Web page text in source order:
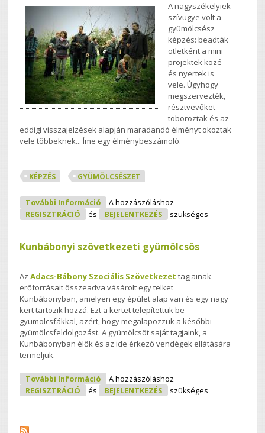
A nagyszékelyiek
szívügye volt a
gyümölcsész
képzés: beadták
ötletként a mini
projektek közé
és nyertek is
vele. Úgyhogy
megszervezték,
résztvevőket
toboroztak és az
eddigi visszajelzések alapján maradandó élményt okoztak
vele többeknek... Íme egy élménybeszámoló.
KÉPZÉS GYÜMÖLCSÉSZET
További Információ Gyümölcsöző Hétvége Tartalommal
Kapcsolatosan
A hozzászóláshoz
REGISZTRÁCIÓ
és BEJELENTKEZÉS szükséges
Kunbábonyi szövetkezeti gyümölcsös
Az Adacs-Bábony Szociális Szövetkezet tagjainak
erőforrásait összeadva vásárolt egy telket
Kunbábonyban, amelyen egy épület alap van és egy nagy
kert tartozik hozzá. Ezt a kertet telepítettük be
gyümölcsfákkal, azért, hogy megalapozzuk a későbbi
gyümölcsfeldolgozást. A gyümölcsöt saját tagjaink, a
Kunbábonyban élők és az ide érkező vendégek ellátására
termeljük.
További Információ Kunbábonyi Szövetkezeti Gyümölcsös
Tartalommal Kapcsolatosan
A hozzászóláshoz
REGISZTRÁCIÓ
és BEJELENTKEZÉS szükséges